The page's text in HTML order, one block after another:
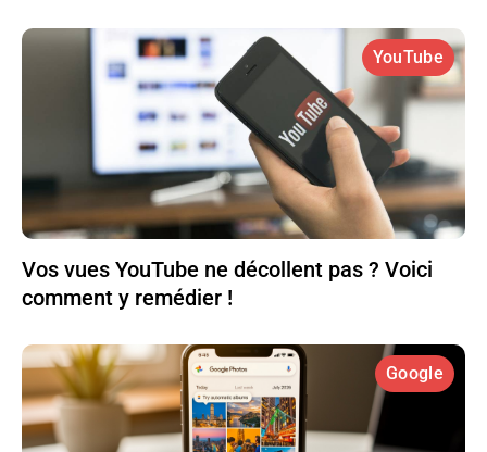
YouTube
Vos vues YouTube ne décollent pas ? Voici
comment y remédier !
Google